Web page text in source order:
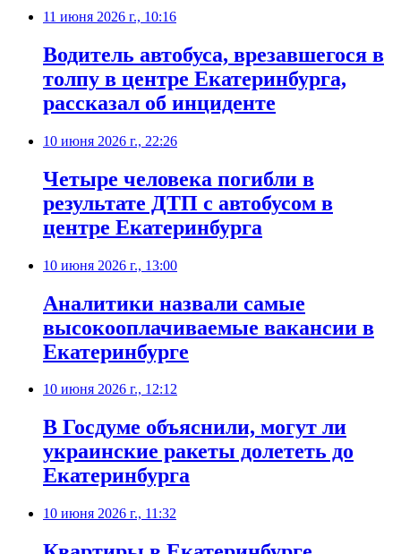
11 июня 2026 г., 10:16
Водитель автобуса, врезавшегося в
толпу в центре Екатеринбурга,
рассказал об инциденте
10 июня 2026 г., 22:26
Четыре человека погибли в
результате ДТП с автобусом в
центре Екатеринбурга
10 июня 2026 г., 13:00
Аналитики назвали самые
высокооплачиваемые вакансии в
Екатеринбурге
10 июня 2026 г., 12:12
В Госдуме объяснили, могут ли
украинские ракеты долететь до
Екатеринбурга
10 июня 2026 г., 11:32